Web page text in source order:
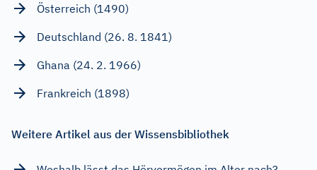
Österreich (1490)
Deutschland (26. 8. 1841)
Ghana (24. 2. 1966)
Frankreich (1898)
Weitere Artikel aus der Wissensbibliothek